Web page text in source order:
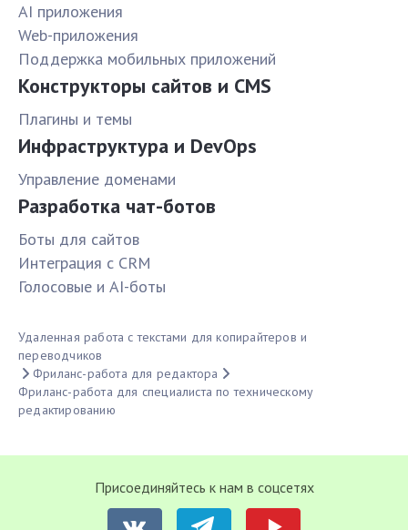
AI приложения
Web-приложения
Поддержка мобильных приложений
Конструкторы сайтов и CMS
Плагины и темы
Инфраструктура и DevOps
Управление доменами
Разработка чат-ботов
Боты для сайтов
Интеграция с CRM
Голосовые и AI-боты
Удаленная работа с текстами для копирайтеров и
переводчиков
Фриланс-работа для редактора
Фриланс-работа для специалиста по техническому
редактированию
Присоединяйтесь к нам в соцсетях